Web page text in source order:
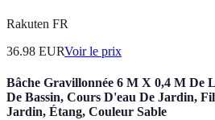
Rakuten FR
36.98 EURVoir le prix
Bâche Gravillonnée 6 M X 0,4 M De
De Bassin, Cours D'eau De Jardin,
Jardin, Étang, Couleur Sable